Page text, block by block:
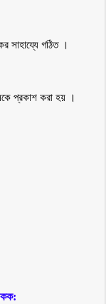
সাহায্যে গঠিত ।
প্রকাশ করা হয় ।